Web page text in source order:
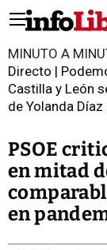
MINUTO A
Directo |
Castilla y León
de Yolanda Díaz
PSOE
en mitad
en